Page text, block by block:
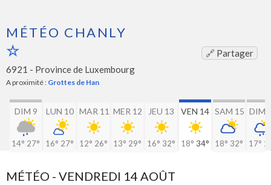
MÉTÉO CHANLY
🔗 Partager
6921 - Province de Luxembourg
A proximité : Grottes de Han
DIM 9
14° 27°
LUN 10
16° 27°
MAR 11
12° 26°
MER 12
13° 29°
JEU 13
16° 32°
VEN 14
18° 34°
SAM 15
18° 32°
DIM
17°
MÉTÉO - VENDREDI 14 AOÛT